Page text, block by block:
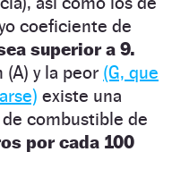
coeficiente de
superior a 9.
y la peor (G, que
existe una
combustible de
por cada 100